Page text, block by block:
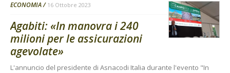
ECONOMIA 16 Ottobre 2023
Agabiti: «In manovra i 240
milioni per le assicurazioni
agevolate»
L'annuncio del presidente di Asnacodi Italia durante l'evento "In